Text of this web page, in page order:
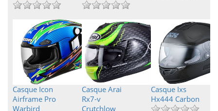
Casque Icon
Airframe Pro
Warbird
Casque Arai
Rx7-v
Crutchlow
Casque Ixs
Hx444 Carbon